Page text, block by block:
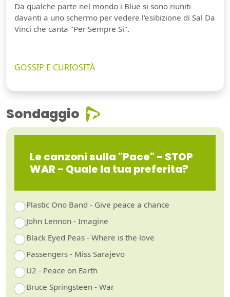
Da qualche parte nel mondo i Blue si sono riuniti
davanti a uno schermo per vedere l'esibizione di Sal Da
Vinci che canta "Per Sempre Si".
GOSSIP E CURIOSITÀ
Sondaggio
Le canzoni sulla "Pace" - STOP
WAR - Quale la tua preferita?
Plastic Ono Band - Give peace a chance
John Lennon - Imagine
Black Eyed Peas - Where is the love
Passengers - Miss Sarajevo
U2 - Peace on Earth
Bruce Springsteen - War